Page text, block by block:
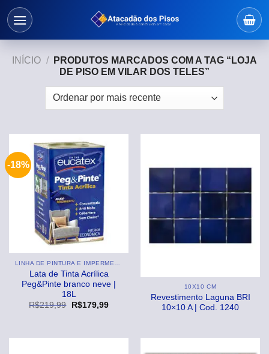
Skip
INÍCIO /
PRODUTOS MARCADOS COM A TAG “LOJA
DE PISO EM VILAR DOS TELES”
-18%
Lata de Tinta Acrílica
Peg&Pinte branco neve |
18L
R$219,99
O
R$179,99O
10X10 CM
Revestimento Laguna BRI
10×10 A | Cod. 1240